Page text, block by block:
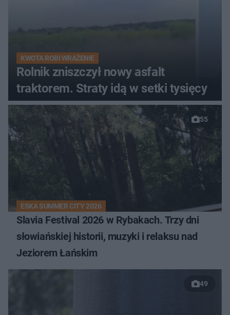
KWOTA ROBI WRAŻENIE
Rolnik zniszczył nowy asfalt
traktorem. Straty idą w setki tysięcy
55
ESKA SUMMER CITY 2026
Slavia Festival 2026 w Rybakach. Trzy dni
słowiańskiej historii, muzyki i relaksu nad
Jeziorem Łańskim
49